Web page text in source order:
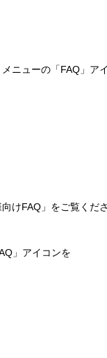
ューの「FAQ」ア
けFAQ」をご覧くださ
」アイコンを